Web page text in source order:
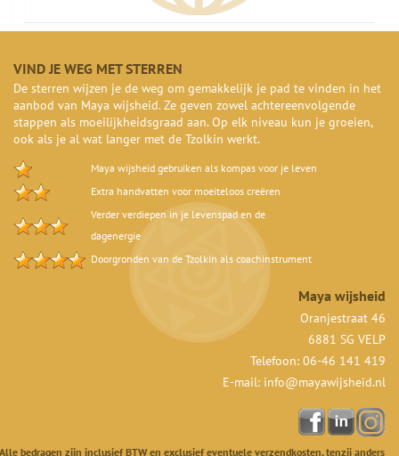
VIND JE WEG MET STERREN
De sterren wijzen je de weg om gemakkelijk je pad te vinden in het
aanbod van Maya wijsheid. Ze geven zowel achtereenvolgende
stappen als moeilijkheidsgraad aan. Op elk niveau kun je groeien,
ook als je al wat langer met de Tzolkin werkt.
Maya wijsheid gebruiken als kompas voor je leven
Extra handvatten voor moeiteloos creëren
Verder verdiepen in je levenspad en de
dagenergie
Doorgronden van de Tzolkin als coachinstrument
Maya wijsheid
Oranjestraat 46
6881 SG VELP
Telefoon: 06-46 141 419
E-mail: info@mayawijsheid.nl
Alle bedragen zijn inclusief BTW en exclusief eventuele verzendkosten, tenzij anders